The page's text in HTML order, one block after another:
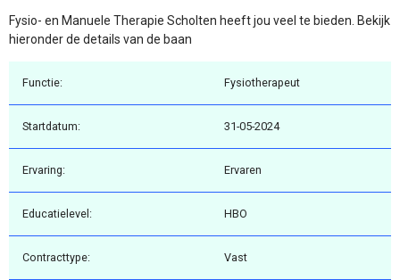
Fysio- en Manuele Therapie Scholten heeft jou veel te bieden. Bekijk
hieronder de details van de baan
Functie: Fysiotherapeut
Startdatum: 31-05-2024
Ervaring: Ervaren
Educatielevel: HBO
Contracttype: Vast